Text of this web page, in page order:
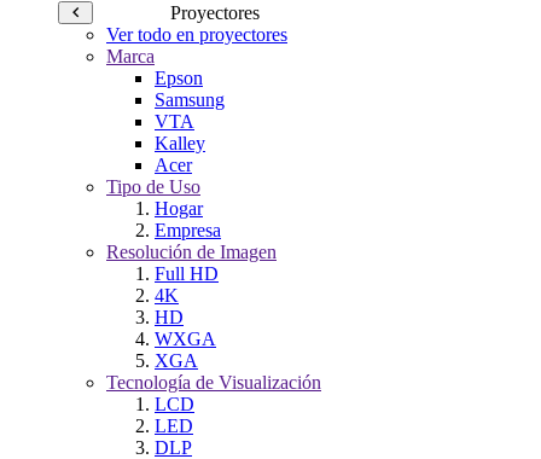
Proyectores
Ver todo en proyectores
Marca
Epson
Samsung
VTA
Kalley
Acer
Tipo de Uso
Hogar
Empresa
Resolución de Imagen
Full HD
4K
HD
WXGA
XGA
Tecnología de Visualización
LCD
LED
DLP